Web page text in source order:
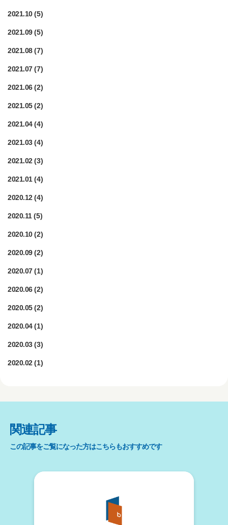
2021.10(5)
2021.09(5)
2021.08(7)
2021.07(7)
2021.06(2)
2021.05(2)
2021.04(4)
2021.03(4)
2021.02(3)
2021.01(4)
2020.12(4)
2020.11(5)
2020.10(2)
2020.09(2)
2020.07(1)
2020.06(2)
2020.05(2)
2020.04(1)
2020.03(3)
2020.02(1)
関連記事
この記事をご覧になった方はこちらもおすすめです